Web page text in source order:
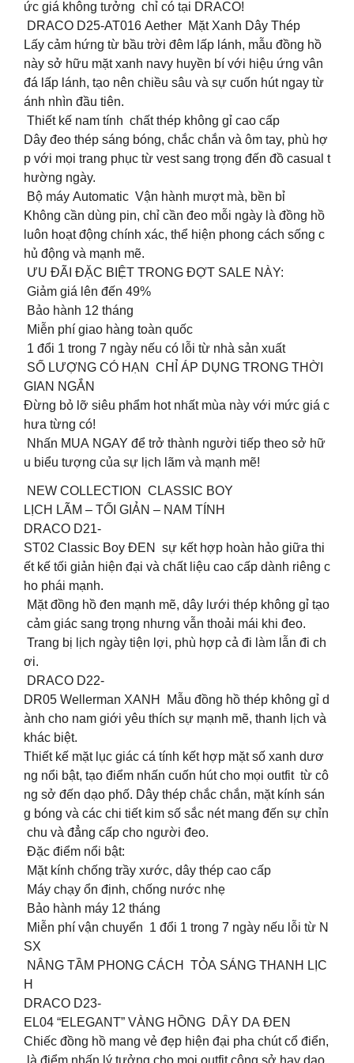
ức giá không tưởng chỉ có tại DRACO!
DRACO D25-AT016 Aether Mặt Xanh Dây Thép
Lấy cảm hứng từ bầu trời đêm lấp lánh, mẫu đồng hồ
này sở hữu mặt xanh navy huyền bí với hiệu ứng vân
đá lấp lánh, tạo nên chiều sâu và sự cuốn hút ngay từ
ánh nhìn đầu tiên.
Thiết kế nam tính chất thép không gỉ cao cấp
Dây đeo thép sáng bóng, chắc chắn và ôm tay, phù hợ
p với mọi trang phục từ vest sang trọng đến đồ casual t
hường ngày.
️ Bộ máy Automatic Vận hành mượt mà, bền bỉ
Không cần dùng pin, chỉ cần đeo mỗi ngày là đồng hồ
luôn hoạt động chính xác, thể hiện phong cách sống c
hủ động và mạnh mẽ.
ƯU ĐÃI ĐẶC BIỆT TRONG ĐỢT SALE NÀY:
Giảm giá lên đến 49%
Bảo hành 12 tháng
Miễn phí giao hàng toàn quốc
1 đổi 1 trong 7 ngày nếu có lỗi từ nhà sản xuất
SỐ LƯỢNG CÓ HẠN CHỈ ÁP DỤNG TRONG THỜI
GIAN NGẮN
Đừng bỏ lỡ siêu phẩm hot nhất mùa này với mức giá c
hưa từng có!
Nhấn MUA NGAY để trở thành người tiếp theo sở hữ
u biểu tượng của sự lịch lãm và mạnh mẽ!
NEW COLLECTION CLASSIC BOY
LỊCH LÃM – TỐI GIẢN – NAM TÍNH
DRACO D21-
ST02 Classic Boy ĐEN sự kết hợp hoàn hảo giữa thi
ết kế tối giản hiện đại và chất liệu cao cấp dành riêng c
ho phái mạnh.
Mặt đồng hồ đen mạnh mẽ, dây lưới thép không gỉ tạo
cảm giác sang trọng nhưng vẫn thoải mái khi đeo.
️ Trang bị lịch ngày tiện lợi, phù hợp cả đi làm lẫn đi ch
ơi.
️ DRACO D22-
DR05 Wellerman XANH Mẫu đồng hồ thép không gỉ d
ành cho nam giới yêu thích sự mạnh mẽ, thanh lịch và
khác biệt.
Thiết kế mặt lục giác cá tính kết hợp mặt số xanh dươ
ng nổi bật, tạo điểm nhấn cuốn hút cho mọi outfit từ cô
ng sở đến dạo phố. Dây thép chắc chắn, mặt kính sán
g bóng và các chi tiết kim số sắc nét mang đến sự chỉn
chu và đẳng cấp cho người đeo.
Đặc điểm nổi bật:
Mặt kính chống trầy xước, dây thép cao cấp
Máy chạy ổn định, chống nước nhẹ
Bảo hành máy 12 tháng
Miễn phí vận chuyển 1 đổi 1 trong 7 ngày nếu lỗi từ N
SX
NÂNG TẦM PHONG CÁCH TỎA SÁNG THANH LỊC
H
DRACO D23-
EL04 “ELEGANT” VÀNG HỒNG DÂY DA ĐEN
Chiếc đồng hồ mang vẻ đẹp hiện đại pha chút cổ điển,
là điểm nhấn lý tưởng cho mọi outfit công sở hay dạo